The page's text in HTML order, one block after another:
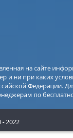
на сайте
и ни при каких
Федерации.
по
- 2022